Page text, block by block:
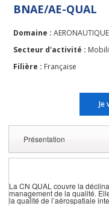
BNAE/AE-QUAL
Domaine : AERONAUTIQUE
Secteur d'activité :
Filière : Française
Je
Présentation
La CN QUAL couvre la
management de la qualité.
la qualité de l’aérospatiale